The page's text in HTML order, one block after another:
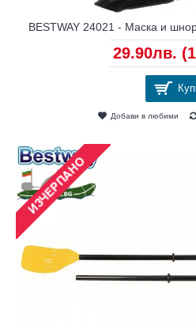
BESTWAY 24021 - Маска и
29.90лв.
Добави в любими